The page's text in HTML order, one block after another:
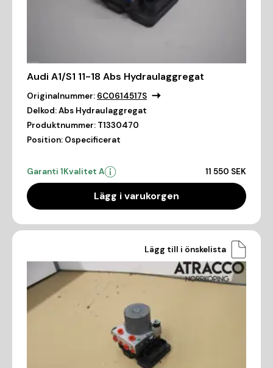
Audi A1/S1 11-18 Abs Hydraulaggregat
Originalnummer: 6C0614517S
Delkod:Abs Hydraulaggregat
Produktnummer: T1330470
Position: Ospecificerat
Garanti 1Kvalitet A 11 550 SEK
Lägg i varukorgen
Lägg till i önskelista